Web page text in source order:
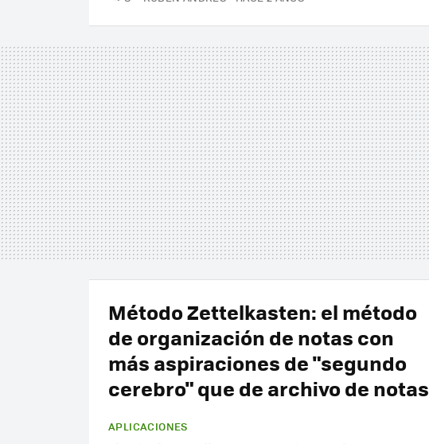
Método Zettelkasten: el método
de organización de notas con
más aspiraciones de "segundo
cerebro" que de archivo de notas
APLICACIONES